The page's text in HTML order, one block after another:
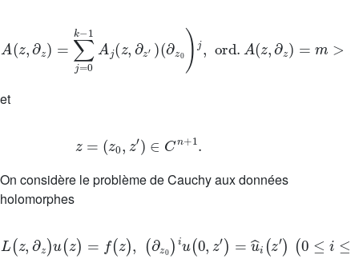
=∑j (∂
et
z )∈ C n+1.
On considère le problème de Cauchy aux données
holomorphes
(z ,∂ (z = z),( z0 iu( ,z′ u^ (z )( 0≤i k 1 .